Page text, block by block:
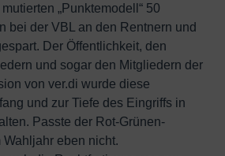
„Punktemodell“ 50
bei der VBL an den Rentnern und
Der Öffentlichkeit, den
und sogar den Mitgliedern der
von ver.di wurde diese
und zur Tiefe des Eingriffs in
Passte der Rot-Grünen-
eben nicht.